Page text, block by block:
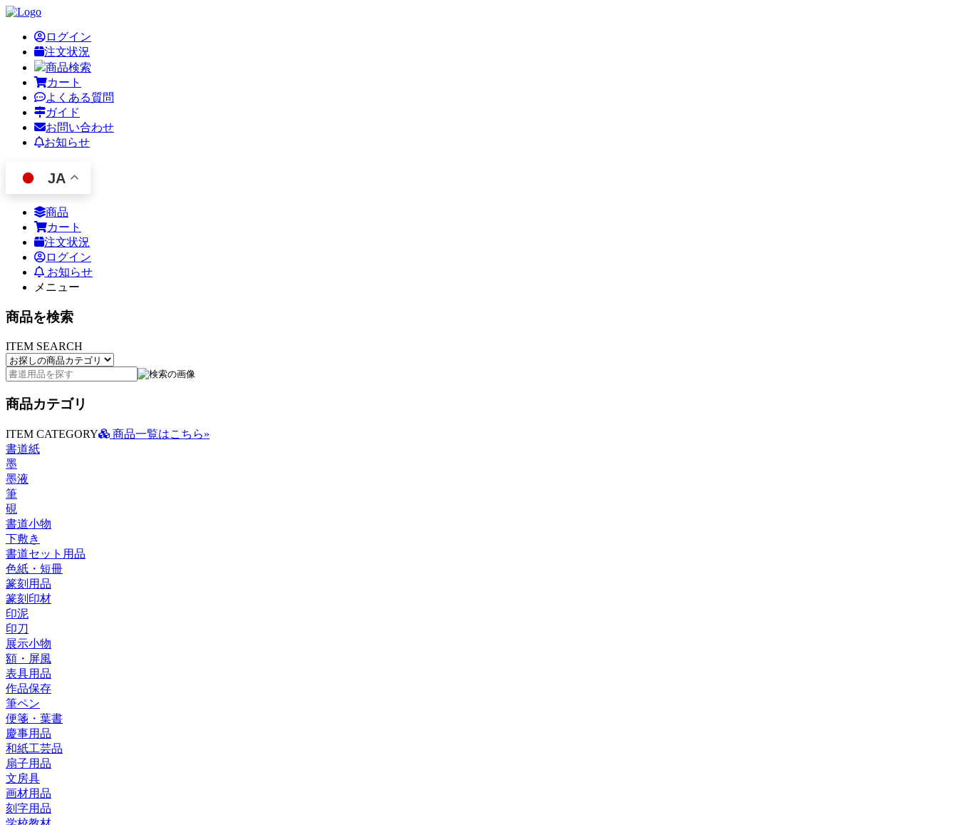
ログイン
注文状況
商品検索
カート
よくある質問
ガイド
お問い合わせ
お知らせ
JA
商品
カート
注文状況
ログイン
お知らせ
メニュー
商品を検索
ITEM SEARCH
商品カテゴリ
ITEM CATEGORY
商品一覧はこちら»
書道紙
墨
墨液
筆
硯
書道小物
下敷き
書道セット用品
色紙・短冊
篆刻用品
篆刻印材
印泥
印刀
展示小物
額・屏風
表具用品
作品保存
筆ペン
便箋・葉書
慶事用品
和紙工芸品
扇子用品
文房具
画材用品
刻字用品